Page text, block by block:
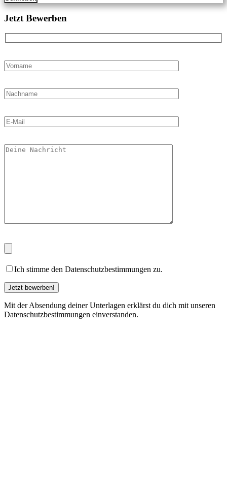
Jetzt Bewerben
Ich stimme den Datenschutzbestimmungen zu.
Mit der Absendung deiner Unterlagen erklärst du dich mit unseren
Datenschutzbestimmungen einverstanden.